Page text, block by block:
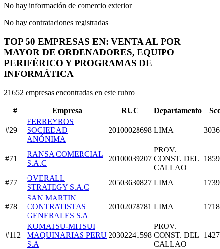
No hay información de comercio exterior
No hay contrataciones registradas
TOP 50 EMPRESAS EN: VENTA AL POR
MAYOR DE ORDENADORES, EQUIPO
PERIFÉRICO Y PROGRAMAS DE
INFORMÁTICA
21652 empresas encontradas en este rubro
# Empresa RUC Departamento
#29
FERREYROS
SOCIEDAD
ANÓNIMA
20100028698 LIMA
#71
RANSA COMERCIAL
S.A.C
20100039207
PROV.
CONST. DEL
CALLAO
#77
OVERALL
STRATEGY S.A.C
20503630827 LIMA
#78
SAN MARTIN
CONTRATISTAS
GENERALES S.A
20102078781 LIMA
#112
KOMATSU-MITSUI
MAQUINARIAS PERU
S.A
20302241598
PROV.
CONST. DEL
CALLAO